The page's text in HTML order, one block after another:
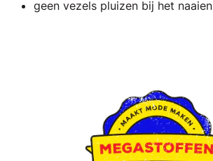
geen vezels pluizen bij het naaien